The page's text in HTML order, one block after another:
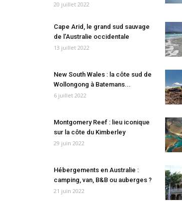
20 juillet 2022
Cape Arid, le grand sud sauvage
de l’Australie occidentale
13 juillet 2022
New South Wales : la côte sud de
Wollongong à Batemans...
6 juillet 2022
Montgomery Reef : lieu iconique
sur la côte du Kimberley
29 juin 2022
Hébergements en Australie :
camping, van, B&B ou auberges ?
21 juin 2022